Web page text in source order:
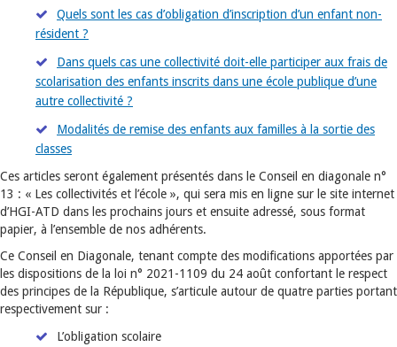
Quels sont les cas d’obligation d’inscription d’un enfant non-
résident ?
Dans quels cas une collectivité doit-elle participer aux frais de
scolarisation des enfants inscrits dans une école publique d’une
autre collectivité ?
Modalités de remise des enfants aux familles à la sortie des
classes
Ces articles seront également présentés dans le Conseil en diagonale n°
13 : « Les collectivités et l’école », qui sera mis en ligne sur le site internet
d’HGI-ATD dans les prochains jours et ensuite adressé, sous format
papier, à l’ensemble de nos adhérents.
Ce Conseil en Diagonale, tenant compte des modifications apportées par
les dispositions de la loi n° 2021-1109 du 24 août confortant le respect
des principes de la République, s’articule autour de quatre parties portant
respectivement sur :
L’obligation scolaire